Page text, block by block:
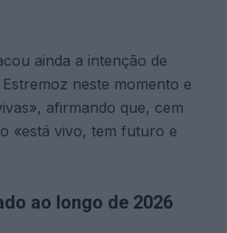
ainda a intenção de
neste momento e
afirmando que, cem
«está vivo, tem futuro e
ao longo de 2026